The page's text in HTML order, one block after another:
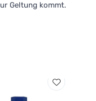
Geltung kommt.